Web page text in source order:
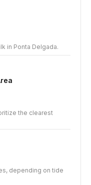
in Ponta Delgada.
the clearest
depending on tide